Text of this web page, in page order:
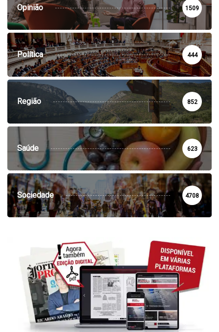
Opinião 1509
Política 444
Região 852
Saúde 623
Sociedade 4708